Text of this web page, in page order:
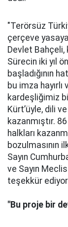
"Terörsüz
çerçeve
Devlet Bahçeli,
Sürecin iki yıl
başladığının
bu imza
kardeşliğimiz
Kürt’üyle, dili
kazanmıştır.
halkları
bozulmasının
Sayın
ve Sayın
teşekkür
"Bu proje bir